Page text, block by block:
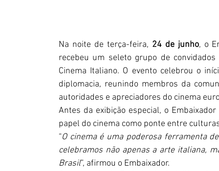
Na noite de terça-feira, 24 de junho, o
recebeu um seleto grupo de
Cinema Italiano. O evento celebrou o
diplomacia, reunindo membros da
autoridades e apreciadores do cinema
Antes da exibição especial, o
papel do cinema como ponte entre
“O cinema é uma poderosa ferramenta
celebramos não apenas a arte italiana,
Brasil”, afirmou o Embaixador.